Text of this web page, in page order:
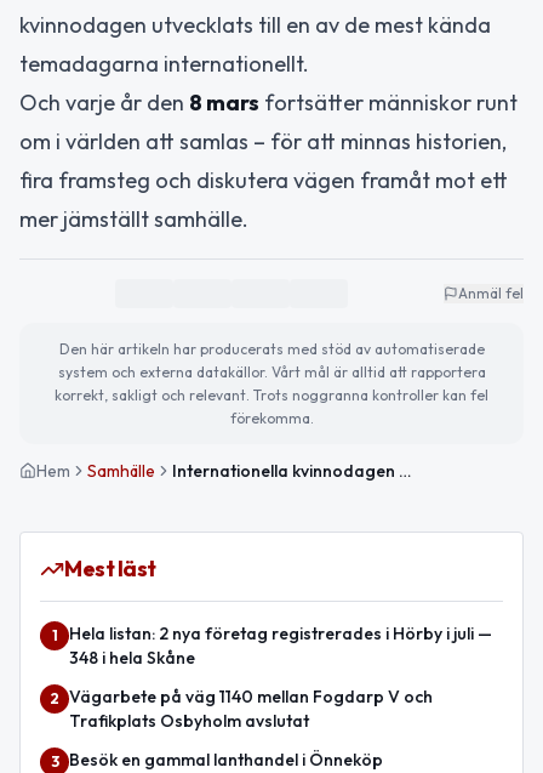
kvinnodagen utvecklats till en av de mest kända
temadagarna internationellt.
Och varje år den 8 mars fortsätter människor runt
om i världen att samlas – för att minnas historien,
fira framsteg och diskutera vägen framåt mot ett
mer jämställt samhälle.
Anmäl fel
Den här artikeln har producerats med stöd av automatiserade
system och externa datakällor. Vårt mål är alltid att rapportera
korrekt, sakligt och relevant. Trots noggranna kontroller kan fel
förekomma.
Hem Samhälle Internationella kvinnodagen – historien bakom den globala dagen för jämställdhet
Mest läst
1
Hela listan: 2 nya företag registrerades i Hörby i juli —
348 i hela Skåne
2 Vägarbete på väg 1140 mellan Fogdarp V och
Trafikplats Osbyholm avslutat
3 Besök en gammal lanthandel i Önneköp